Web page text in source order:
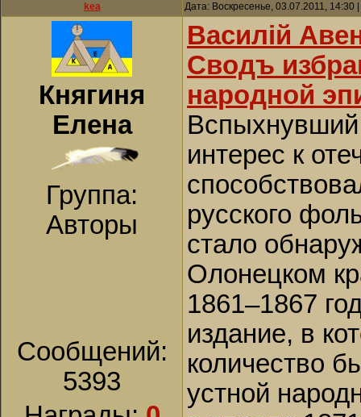
kea Дата: Воскресенье, 03.07.2011,
Княгиня
Елена
Группа:
Авторы
Сообщений:
5393
Василiй
Сводъ
народной
интерес к
русского
стало
Олонецком
1861–1867
издание, в
количество
устной